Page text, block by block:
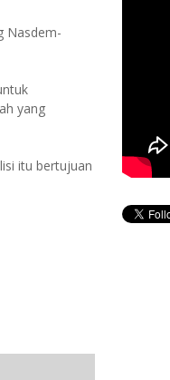
Nasdem-
yang
itu bertujuan